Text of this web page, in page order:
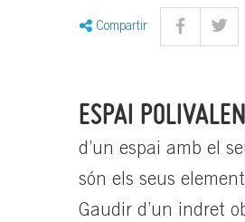
Compartir
ESPAI
d’un espai amb el
són els seus
Gaudir d’un indret